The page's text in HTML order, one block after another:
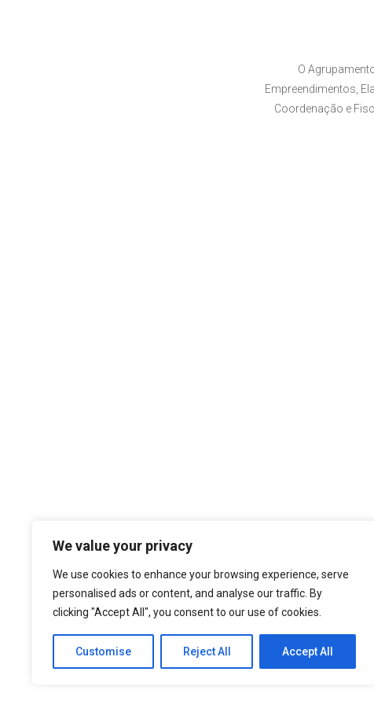
We value your privacy
We use cookies to enhance your browsing experience, serve
personalised ads or content, and analyse our traffic. By
clicking "Accept All", you consent to our use of cookies.
Customise Reject All Accept All
O
Empreendimentos,
Coordenação e
Temos por Missão desempenhar a
cultura organizacional, dando sempre o
nos atualizados face ao estado da
níveis de eficiência e de elevado
nossa larga experiência são